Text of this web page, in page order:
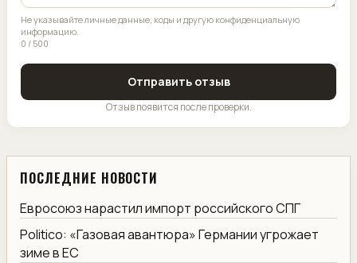
Не указывайте личные данные, коды и другую конфиденциальную
информацию.
0 / 500
Отправить отзыв
Отзыв появится после проверки.
ПОСЛЕДНИЕ НОВОСТИ
Евросоюз нарастил импорт российского СПГ
Politico: «Газовая авантюра» Германии угрожает
зиме в ЕС